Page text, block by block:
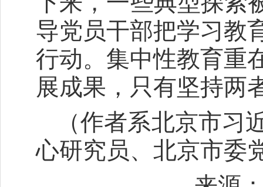
导党员干部把学习教
行动。集中性教育重
展成果，只有坚持两
（作者系北京市
心研究员、北京市委